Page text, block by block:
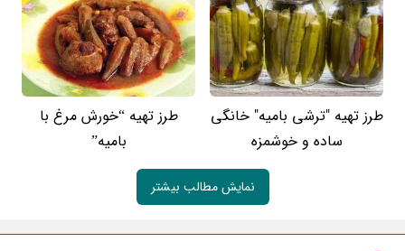
طرز تهیه "ترشی بامیه" خانگی
ساده و خوشمزه
طرز تهیه “خورش مرغ با
بامیه”
نمایش مطالب بیشتر